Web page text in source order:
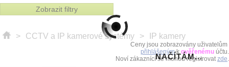
Zobrazit filtry
> CCTV a IP kamerové systémy > IP kamery
Ceny jsou zobrazovány uživatelům
přihlášenýmk ověřenému účtu.
Noví zákaznící se mohou registrovatzde.
NAČÍTÁM...